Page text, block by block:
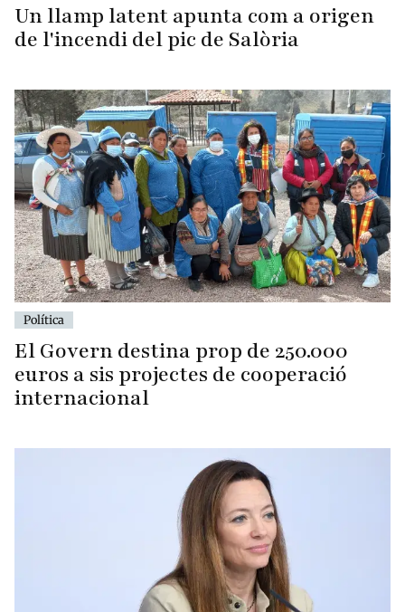
Un llamp latent apunta com a origen
de l'incendi del pic de Salòria
Política
El Govern destina prop de 250.000
euros a sis projectes de cooperació
internacional